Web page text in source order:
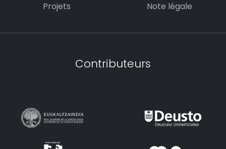
Projets
Note légale
Contributeurs